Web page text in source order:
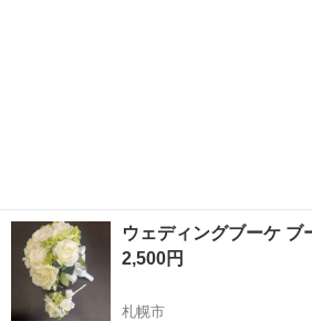
ウェディングブーケ ブ
2,500円
札幌市